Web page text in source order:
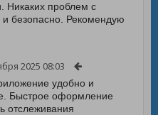
Никаких проблем с
и безопасно. Рекомендую
2025 08:03
удобно и
Быстрое оформление
отслеживания